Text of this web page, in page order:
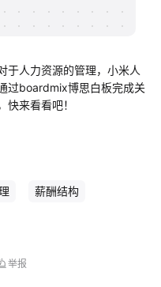
于人力资源的管理，小米人
过boardmix博思白板完成关
来看看吧！
薪酬结构
举报